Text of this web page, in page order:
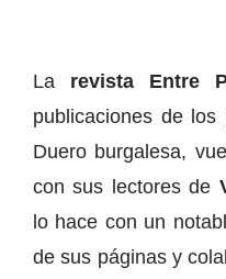
La revista Entre
publicaciones de
Duero burgalesa,
con sus lectores de
lo hace con un
de sus páginas y